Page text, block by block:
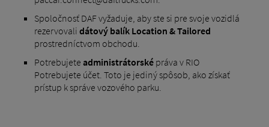
Spoločnosť DAF vyžaduje, aby ste si pre svoje vozidlá
rezervovali dátový balík Location & Tailored
prostredníctvom obchodu.
Potrebujete administrátorsképráva v RIO
Potrebujete účet. Toto je jediný spôsob, ako získať
prístup k správe vozového parku.